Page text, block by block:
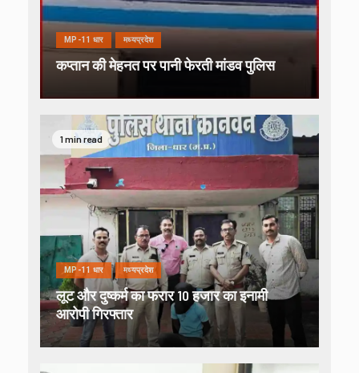
MP-11 धार मध्यप्रदेश
कप्तान की मेहनत पर पानी फेरती मांडव पुलिस
1 min read
MP-11 धार मध्यप्रदेश
लूट और दुष्कर्म का फरार 10 हजार का इनामी
आरोपी गिरफ्तार